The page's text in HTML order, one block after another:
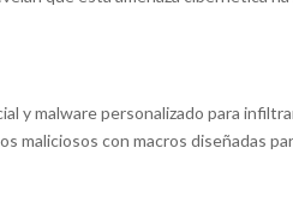
y malware personalizado para
maliciosos con macros diseñadas